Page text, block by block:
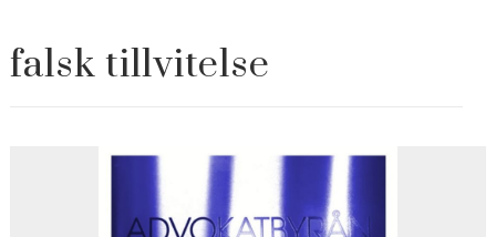
falsk tillvitelse